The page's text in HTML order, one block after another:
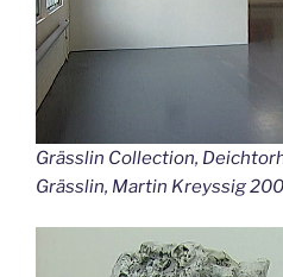
Grässlin Collection,
Grässlin, Martin Kreyssig